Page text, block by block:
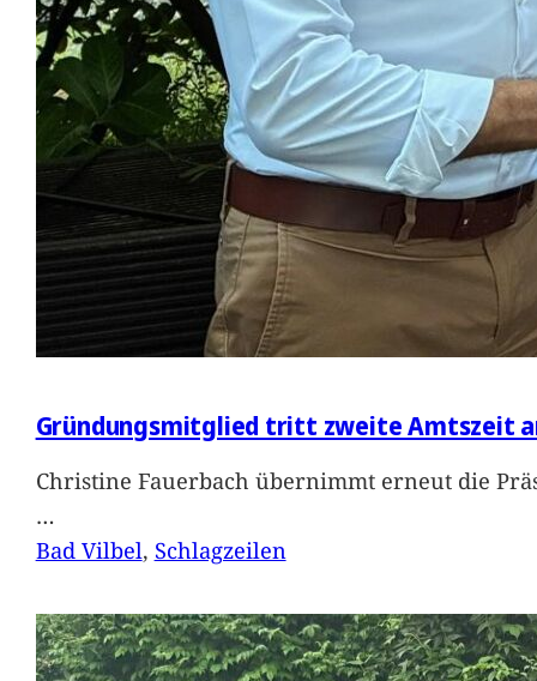
Gründungsmitglied tritt zweite Amtszeit
Christine Fauerbach übernimmt erneut die
…
Bad Vilbel, Schlagzeilen